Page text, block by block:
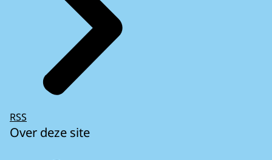
RSS
Over deze site